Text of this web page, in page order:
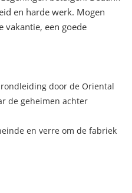
en harde werk. Mogen
vakantie, een goede
door de Oriental
de geheimen achter
en verre om de fabriek